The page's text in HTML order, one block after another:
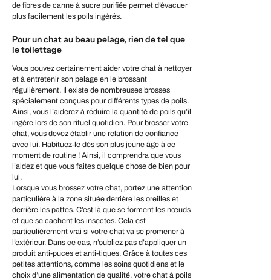
de fibres de canne à sucre purifiée permet d’évacuer
plus facilement les poils ingérés.
Pour un chat au beau pelage, rien de tel que
le toilettage
Vous pouvez certainement aider votre chat à nettoyer
et à entretenir son pelage en le brossant
régulièrement. Il existe de nombreuses brosses
spécialement conçues pour différents types de poils.
Ainsi, vous l’aiderez à réduire la quantité de poils qu’il
ingère lors de son rituel quotidien. Pour brosser votre
chat, vous devez établir une relation de confiance
avec lui. Habituez-le dès son plus jeune âge à ce
moment de routine ! Ainsi, il comprendra que vous
l’aidez et que vous faites quelque chose de bien pour
lui.
Lorsque vous brossez votre chat, portez une attention
particulière à la zone située derrière les oreilles et
derrière les pattes. C’est là que se forment les nœuds
et que se cachent les insectes. Cela est
particulièrement vrai si votre chat va se promener à
l’extérieur. Dans ce cas, n’oubliez pas d’appliquer un
produit anti-puces et anti-tiques. Grâce à toutes ces
petites attentions, comme les soins quotidiens et le
choix d’une alimentation de qualité, votre chat à poils